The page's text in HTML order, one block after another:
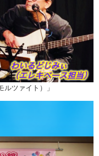
ツァイト）」